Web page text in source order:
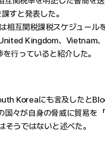
すと発表した。
相互関税課税スケジュール
Kingdom、Vietnam
行っていると紹介した。
Koreaにも言及したと
々が自身の脅威に貿易を
そうではないと述べた。